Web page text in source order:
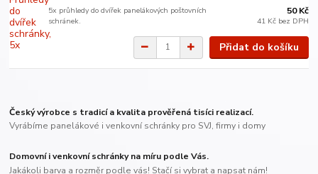
5x průhledy do dvířek panelákových poštovních
schránek.
50 Kč
41 Kč bez DPH
Přidat do košíku
Český výrobce s tradicí a kvalita prověřená tisíci realizací.
Vyrábíme panelákové i venkovní schránky pro SVJ, firmy i domy
Domovní i venkovní schránky na míru podle Vás.
Jakákoli barva a rozměr podle vás! Stačí si vybrat a napsat nám!